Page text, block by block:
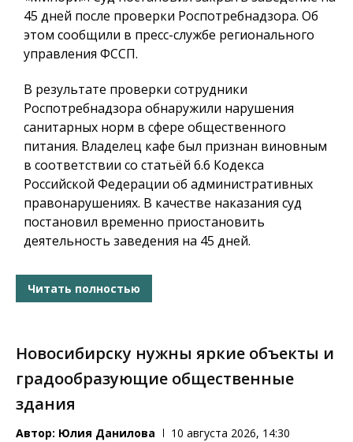
45 дней после проверки Роспотребнадзора. Об
этом сообщили в пресс-службе регионального
управления ФССП.
В результате проверки сотрудники
Роспотребнадзора обнаружили нарушения
санитарных норм в сфере общественного
питания. Владелец кафе был признан виновным
в соответствии со статьёй 6.6 Кодекса
Российской Федерации об административных
правонарушениях. В качестве наказания суд
постановил временно приостановить
деятельность заведения на 45 дней.
Читать полностью
Новосибирску нужны яркие объекты и
градообразующие общественные
здания
Автор: Юлия Данилова 10 августа 2026, 14:30